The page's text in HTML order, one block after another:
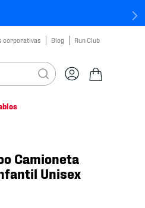
corporativas Blog Run Club
Camioneta
Unisex